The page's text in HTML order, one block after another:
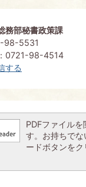
務部秘書政策課
98-5531
0721-98-4514
する
PDFファイル
す。お持ちで
ードボタンを